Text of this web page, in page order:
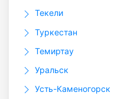
Текели
Туркестан
Темиртау
Уральск
Усть-Каменогорск